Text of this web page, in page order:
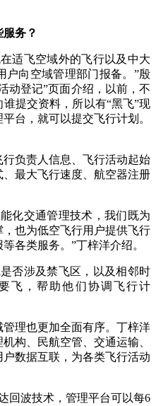
务？
飞空域外的飞行以及中大
户向空域管理部门报备。”殷
动登记”页面介绍，以前，不
提交资料，所以有“黑飞”现
台，就可以提交飞行计划。
负责人信息、飞行活动起始
最大飞行速度、航空器注册
交通管理技术，我们既为
也为低空飞行用户提供飞行
各类服务。”丁梓洋介绍。
涉及禁飞区，以及相邻时
飞，帮助他们协调飞行计
理也更加全面有序。丁梓洋
构、民航空管、交通运输、
数据互联，为各类飞行活动
波技术，管理平台可以每6